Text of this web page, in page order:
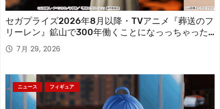
セガプライズ2026年8月以降・TVアニメ『葬送のフ
リーレン』鉱山で300年働くことになっっちゃった
「フリーレン」を立体化！
7月 29, 2026
ニュース フィギュア